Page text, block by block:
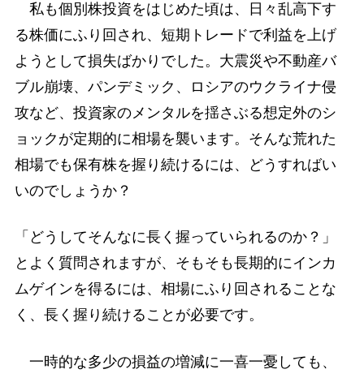
私も個別株投資をはじめた頃は、日々乱高下す
る株価にふり回され、短期トレードで利益を上げ
ようとして損失ばかりでした。大震災や不動産バ
ブル崩壊、パンデミック、ロシアのウクライナ侵
攻など、投資家のメンタルを揺さぶる想定外のシ
ョックが定期的に相場を襲います。そんな荒れた
相場でも保有株を握り続けるには、どうすればい
いのでしょうか？
「どうしてそんなに長く握っていられるのか？」
とよく質問されますが、そもそも長期的にインカ
ムゲインを得るには、相場にふり回されることな
く、長く握り続けることが必要です。
一時的な多少の損益の増減に一喜一憂しても、